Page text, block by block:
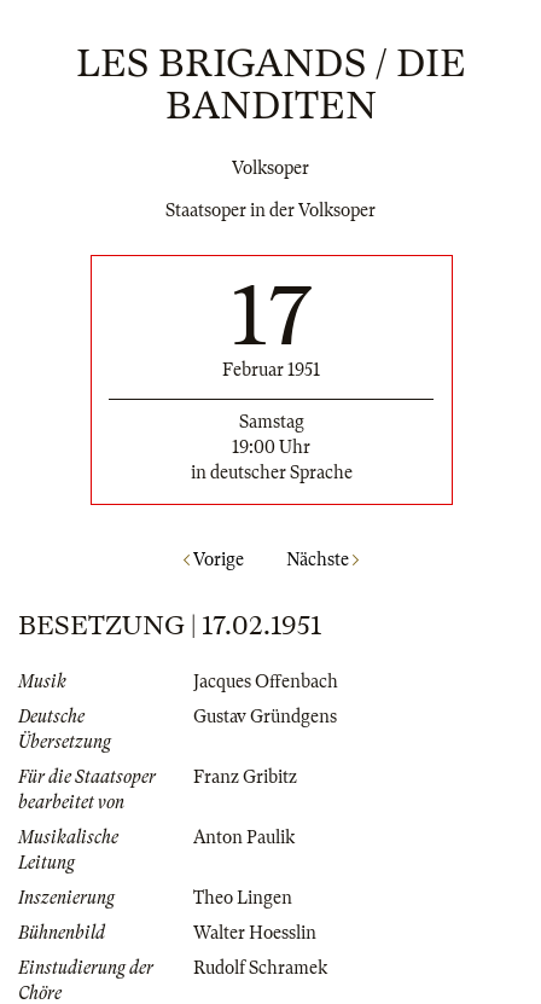
LES BRIGANDS / DIE
BANDITEN
Volksoper
Staatsoper in der Volksoper
17
Februar 1951
Samstag
19:00 Uhr
in deutscher Sprache
Vorige Nächste
BESETZUNG | 17.02.1951
Musik
Jacques Offenbach
Deutsche
Übersetzung
Gustav Gründgens
Für die Staatsoper
bearbeitet von
Franz Gribitz
Musikalische
Leitung
Anton Paulik
Inszenierung
Theo Lingen
Bühnenbild
Walter Hoesslin
Einstudierung der
Chöre
Rudolf Schramek